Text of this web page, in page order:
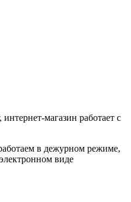
магазин работает с
в дежурном режиме,
виде